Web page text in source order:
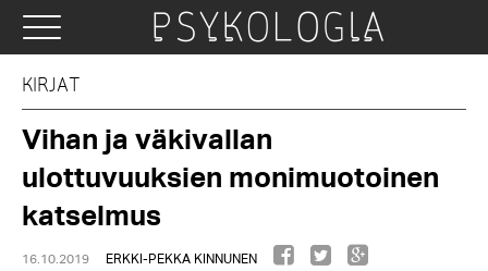
KIRJAT
Vihan ja väkivallan
ulottuvuuksien monimuotoinen
katselmus
16.10.2019 ERKKI-PEKKA KINNUNEN